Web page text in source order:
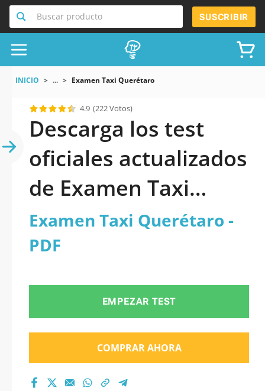
Buscar producto SUSCRIBIR
INICIO ... Examen Taxi Querétaro
4.9 (222 Votos)
Descarga los test
oficiales actualizados
de Examen Taxi
Querétaro 2026 en
PDF
Examen Taxi Querétaro -
PDF
EMPEZAR TEST
COMPRAR AHORA